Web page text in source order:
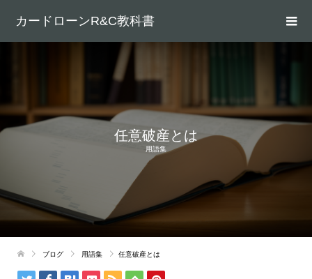
カードローンR&C教科書
任意破産とは
用語集
ブログ 用語集 任意破産とは